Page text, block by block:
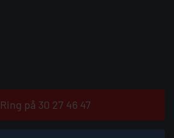
Ring på 30 27 46 47